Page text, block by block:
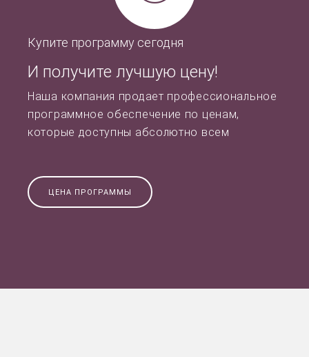
Купите программу сегодня
И получите лучшую цену!
Наша компания продает профессиональное
программное обеспечение по ценам,
которые доступны абсолютно всем
ЦЕНА ПРОГРАММЫ